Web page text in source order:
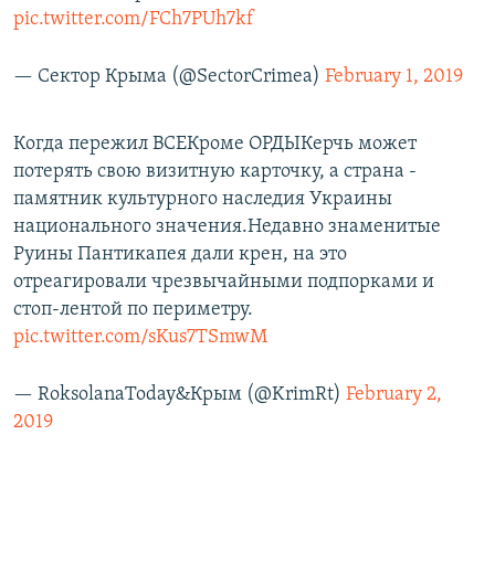
pic.twitter.com/FCh7PUh7kf
— Сектор Крыма (@SectorCrimea) February 1, 2019
Когда пережил ВСЕКроме ОРДЫКерчь может
потерять свою визитную карточку, а страна -
памятник культурного наследия Украины
национального значения.Недавно знаменитые
Руины Пантикапея дали крен, на это
отреагировали чрезвычайными подпорками и
стоп-лентой по периметру.
pic.twitter.com/sKus7TSmwM
— RoksolanaToday&Крым (@KrimRt) February 2,
2019